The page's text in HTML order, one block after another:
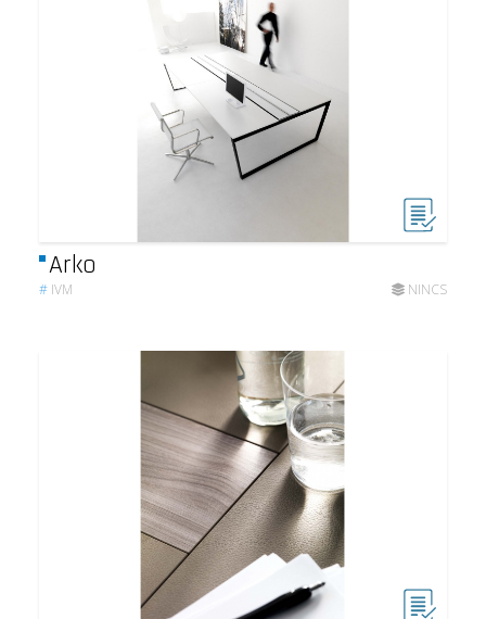
Arko
# IVM NINCS